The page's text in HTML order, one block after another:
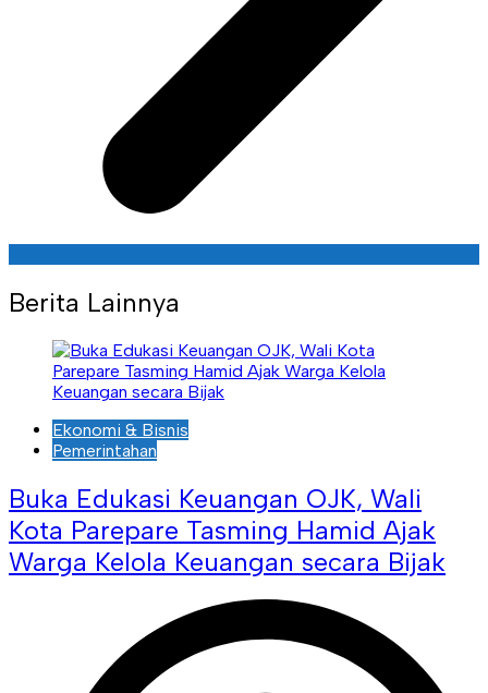
Berita Lainnya
Ekonomi & Bisnis
Pemerintahan
Buka Edukasi Keuangan OJK, Wali
Kota Parepare Tasming Hamid Ajak
Warga Kelola Keuangan secara Bijak